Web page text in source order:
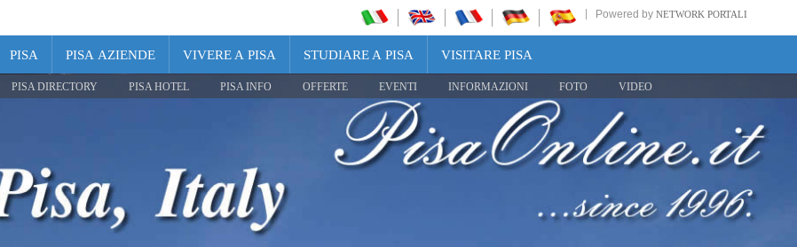
Powered by NETWORK PORTALI
PISA PISA AZIENDE VIVERE A PISA STUDIARE A PISA VISITARE PISA
PISA DIRECTORY PISA HOTEL PISA INFO OFFERTE EVENTI INFORMAZIONI FOTO VIDEO